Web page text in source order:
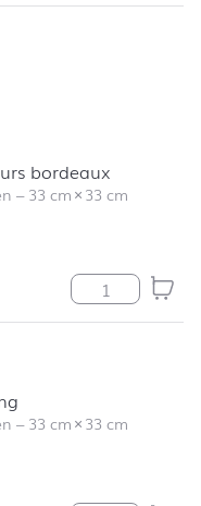
Filter springen
bordeaux
–33 cm×33 cm
Modern
–33 cm×33 cm